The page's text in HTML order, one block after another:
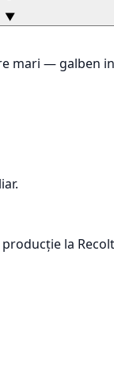
▼
mari — galben
la